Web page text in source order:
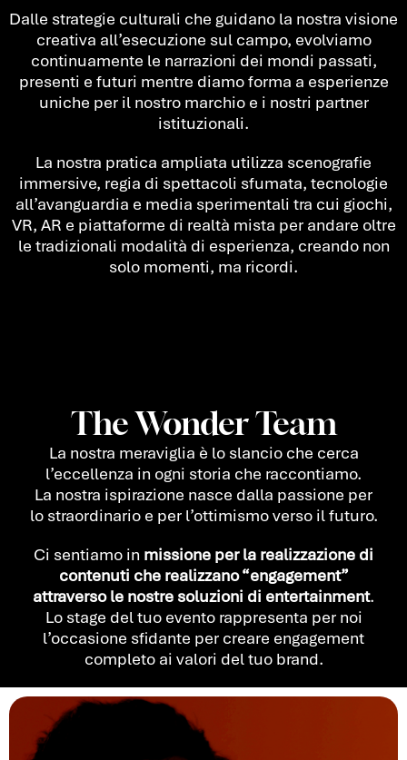
Dalle strategie culturali che guidano la nostra visione
creativa all’esecuzione sul campo, evolviamo
continuamente le narrazioni dei mondi passati,
presenti e futuri mentre diamo forma a esperienze
uniche per il nostro marchio e i nostri partner
istituzionali.
La nostra pratica ampliata utilizza scenografie
immersive, regia di spettacoli sfumata, tecnologie
all’avanguardia e media sperimentali tra cui giochi,
VR, AR e piattaforme di realtà mista per andare oltre
le tradizionali modalità di esperienza, creando non
solo momenti, ma ricordi.
The Wonder Team
La nostra meraviglia è lo slancio che cerca
l’eccellenza in ogni storia che raccontiamo.
La nostra ispirazione nasce dalla passione per
lo straordinario e per l’ottimismo verso il futuro.
Ci sentiamo in missione per la realizzazione di
contenuti che realizzano “engagement”
attraverso le nostre soluzioni di entertainment.
Lo stage del tuo evento rappresenta per noi
l’occasione sfidante per creare engagement
completo ai valori del tuo brand.